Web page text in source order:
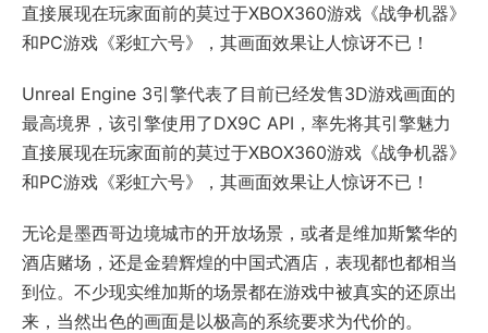
直接展现在玩家面前的莫过于XBOX360游戏《战争机器》
和PC游戏《彩虹六号》，其画面效果让人惊讶不已！
Unreal Engine 3引擎代表了目前已经发售3D游戏画面的
最高境界，该引擎使用了DX9C API，率先将其引擎魅力
直接展现在玩家面前的莫过于XBOX360游戏《战争机器》
和PC游戏《彩虹六号》，其画面效果让人惊讶不已！
无论是墨西哥边境城市的开放场景，或者是维加斯繁华的
酒店赌场，还是金碧辉煌的中国式酒店，表现都也都相当
到位。不少现实维加斯的场景都在游戏中被真实的还原出
来，当然出色的画面是以极高的系统要求为代价的。